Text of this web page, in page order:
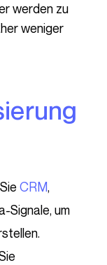
werden zu
weniger
CRM,
Signale, um